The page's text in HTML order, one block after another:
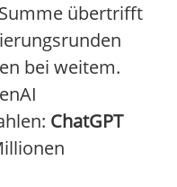
übertrifft
bei weitem.
ChatGPT